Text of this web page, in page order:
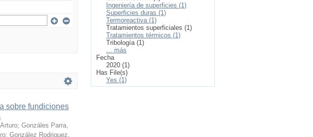
sobre fundiciones
; Gonzáles Parra,
; González Rodriguez,
Ingeniería de superficies (1)
Superficies duras (1)
Termoreactiva (1)
Tratamientos superficiales (1)
Tratamientos térmicos (1)
Tribología (1)
... más
Fecha
2020 (1)
Has File(s)
Yes (1)